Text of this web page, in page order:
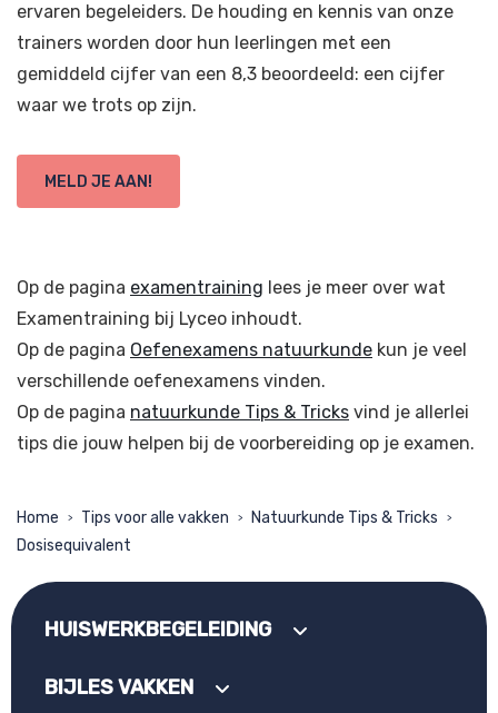
ervaren begeleiders. De houding en kennis van onze
trainers worden door hun leerlingen met een
gemiddeld cijfer van een 8,3 beoordeeld: een cijfer
waar we trots op zijn.
MELD JE AAN!
Op de pagina examentraining lees je meer over wat
Examentraining bij Lyceo inhoudt.
Op de pagina Oefenexamens natuurkunde kun je veel
verschillende oefenexamens vinden.
Op de pagina natuurkunde Tips & Tricks vind je allerlei
tips die jouw helpen bij de voorbereiding op je examen.
Home > Tips voor alle vakken > Natuurkunde Tips & Tricks >
Dosisequivalent
HUISWERKBEGELEIDING
BIJLES VAKKEN